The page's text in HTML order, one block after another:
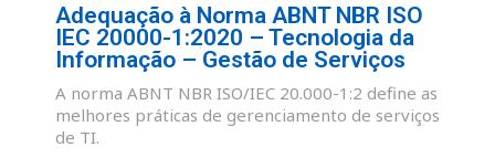
Adequação à Norma ABNT NBR ISO
IEC 20000-1:2020 – Tecnologia da
Informação – Gestão de Serviços
A norma ABNT NBR ISO/IEC 20.000-1:2 define as
melhores práticas de gerenciamento de serviços
de TI.